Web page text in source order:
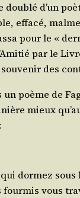
d’un
effa­cé,
pour le «
par le
des
un poème de
mieux
dor­mez
four­mis vous